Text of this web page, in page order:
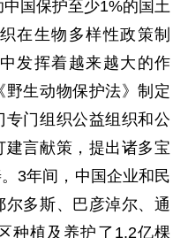
国保护至少1%的国土
在生物多样性政策制
发挥着越来越大的作
生动物保护法》制定
门组织公益组织和公
言献策，提出诸多宝
3年间，中国企业和民
多斯、巴彦淖尔、通
种植及养护了1.2亿棵